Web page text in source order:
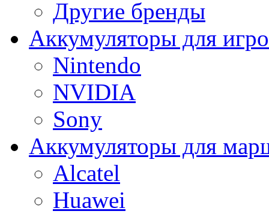
Другие бренды
Аккумуляторы для
Nintendo
NVIDIA
Sony
Аккумуляторы для
Alcatel
Huawei